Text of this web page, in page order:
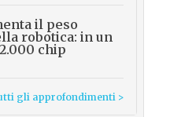
il peso
robotica: in un
chip
gli approfondimenti >